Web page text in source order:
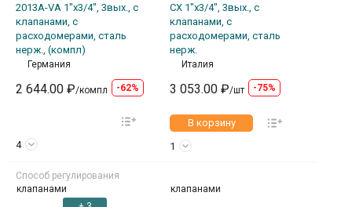
2013A-VA 1"х3/4", 3вых., c
клапанами, с
расходомерами, сталь
нерж., (компл)
CX 1"х3/4", 3вых., c
клапанами, с
расходомерами, сталь
нерж.
Германия
2 644.00 ₽/компл -62%
Италия
3 053.00 ₽/шт -75%
4
В корзину
1
Способ регулирования
клапанами
клапанами